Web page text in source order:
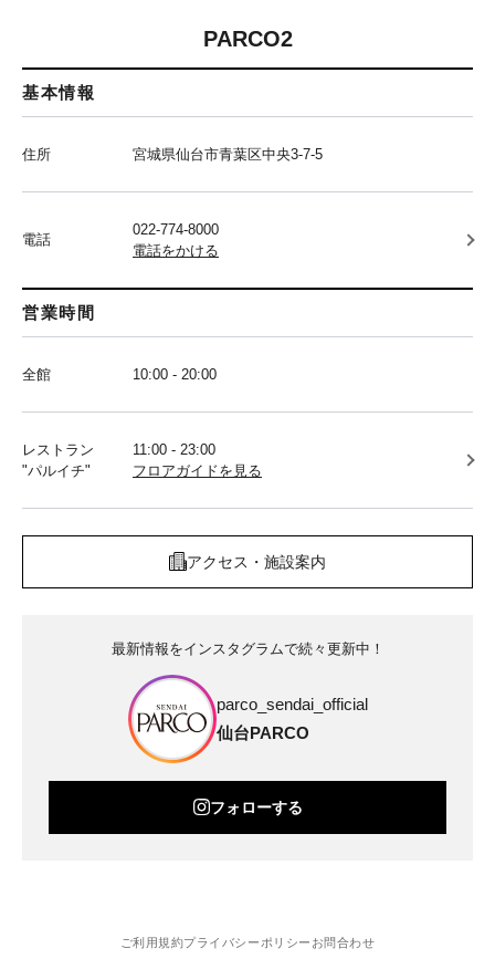
PARCO2
基本情報
住所 宮城県仙台市青葉区中央3-7-5
電話
022-774-8000
電話をかける
営業時間
全館 10:00 - 20:00
レストラン
"パルイチ"
11:00 - 23:00
フロアガイドを見る
アクセス・施設案内
最新情報をインスタグラムで続々更新中！
parco_sendai_official
仙台PARCO
フォローする
ご利用規約プライバシーポリシー お問合わせ